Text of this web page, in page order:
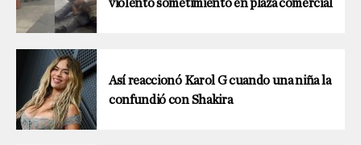
violento sometimiento en plaza comercial
Así reaccionó Karol G cuando una niña la
confundió con Shakira